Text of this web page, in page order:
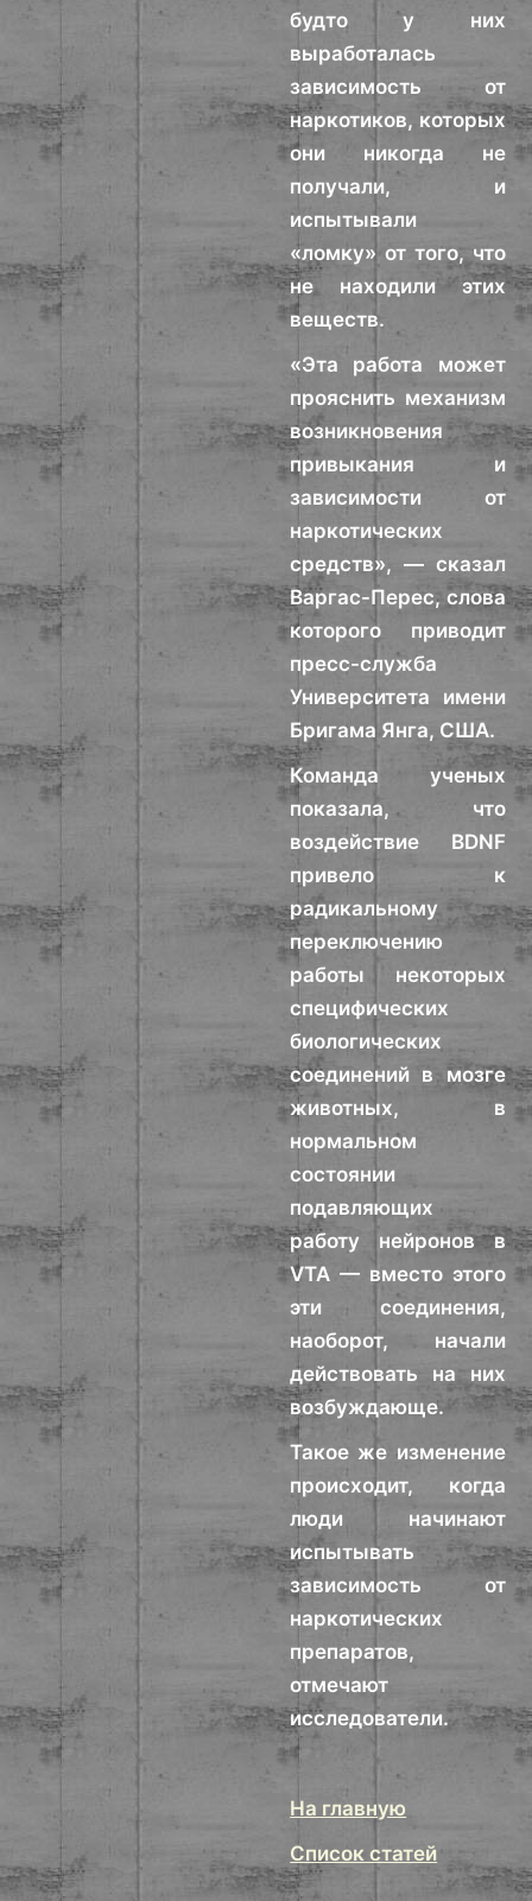
будто у них
выработалась
зависимость от
наркотиков, которых
они никогда не
получали, и
испытывали
«ломку» от того, что
не находили этих
веществ.
«Эта работа может
прояснить механизм
возникновения
привыкания и
зависимости от
наркотических
средств», — сказал
Варгас-Перес, слова
которого приводит
пресс-служба
Университета имени
Бригама Янга, США.
Команда ученых
показала, что
воздействие BDNF
привело к
радикальному
переключению
работы некоторых
специфических
биологических
соединений в мозге
животных, в
нормальном
состоянии
подавляющих
работу нейронов в
VTA — вместо этого
эти соединения,
наоборот, начали
действовать на них
возбуждающе.
Такое же изменение
происходит, когда
люди начинают
испытывать
зависимость от
наркотических
препаратов,
отмечают
исследователи.
На главную
Список статей